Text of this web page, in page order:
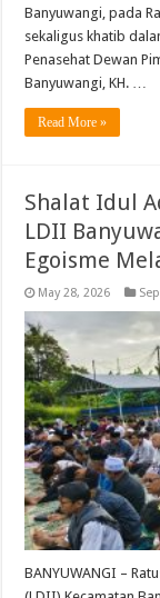
Banyuwangi, pada
sekaligus khatib
Penasehat Dewan
Banyuwangi, KH. …
Read More »
Shalat Idul
LDII
Egoisme
May 28, 2026
BANYUWANGI –